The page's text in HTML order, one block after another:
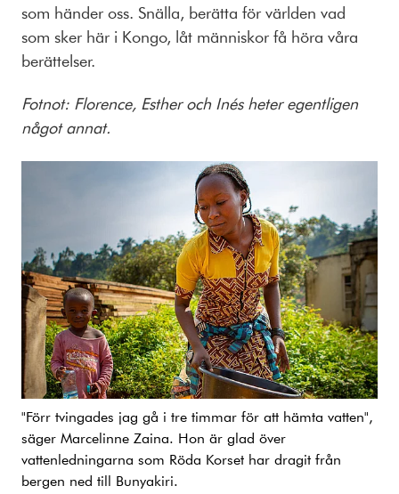
som händer oss. Snälla, berätta för världen vad
som sker här i Kongo, låt människor få höra våra
berättelser.
Fotnot: Florence, Esther och Inés heter egentligen
något annat.
"Förr tvingades jag gå i tre timmar för att hämta vatten",
säger Marcelinne Zaina. Hon är glad över
vattenledningarna som Röda Korset har dragit från
bergen ned till Bunyakiri.